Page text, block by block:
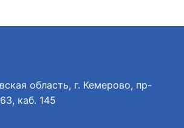
область, г. Кемерово, пр-
каб. 145